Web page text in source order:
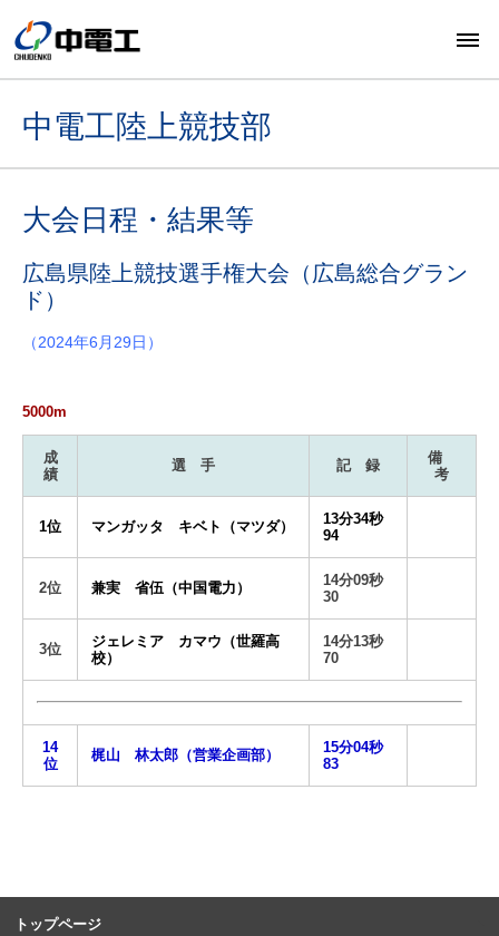
中電工陸上競技部
大会日程・結果等
広島県陸上競技選手権大会（広島総合グラン
ド）
（2024年6月29日）
5000m
成
績
選 手 記 録
備
考
1位 マンガッタ キベト（マツダ）
13分34秒
94
2位 兼実 省伍（中国電力）
14分09秒
30
3位
ジェレミア カマウ（世羅高
校）
14分13秒
70
14
位
梶山 林太郎（営業企画部）
15分04秒
83
トップページ